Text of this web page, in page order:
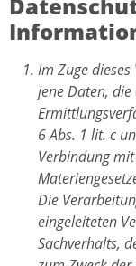
Im Zuge
jene Daten,
6 Abs. 1 lit. c
Verbindung
Die
eingeleiteten
Sachverhalts,